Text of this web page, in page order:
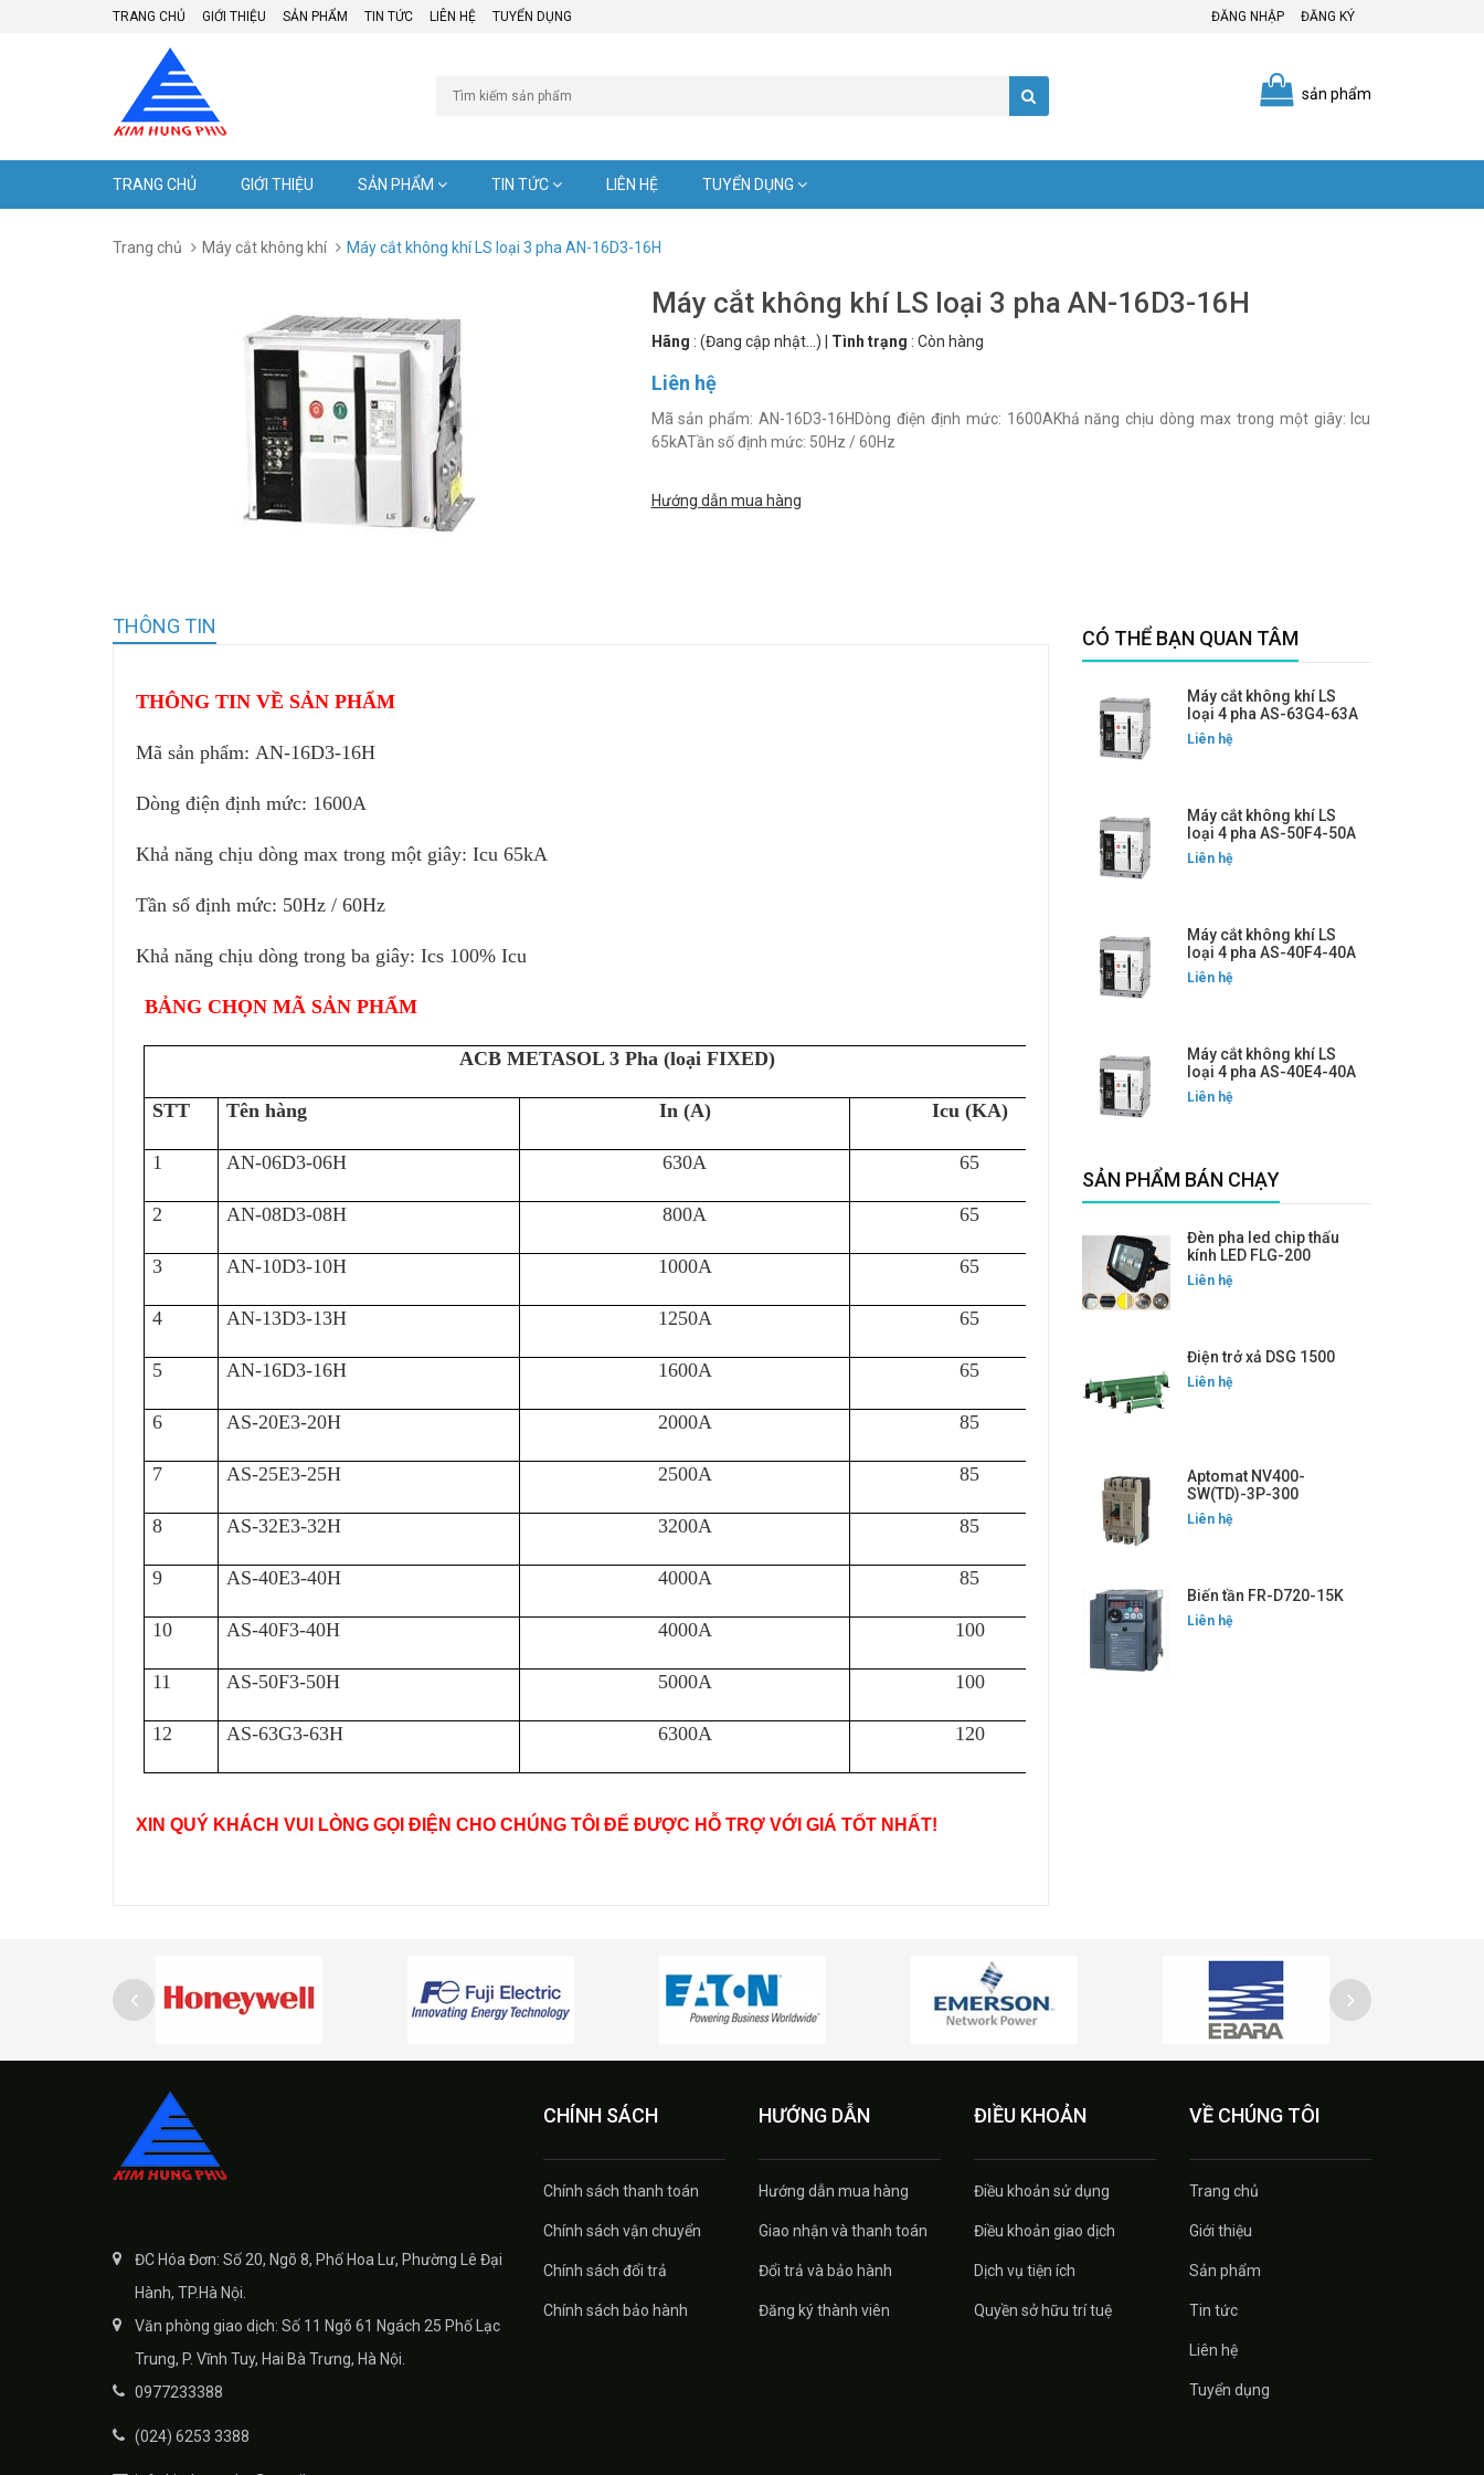
TRANG CHỦ GIỚI THIỆU SẢN PHẨM TIN TỨC LIÊN HỆ TUYỂN DỤNG ĐĂNG NHẬP ĐĂNG KÝ
sản phẩm
TRANG CHỦ GIỚI THIỆU SẢN PHẨM TIN TỨC LIÊN HỆ TUYỂN DỤNG
Trang chủ Máy cắt không khí Máy cắt không khí LS loại 3 pha AN-16D3-16H
Máy cắt không khí LS loại 3 pha AN-16D3-16H
Hãng : (Đang cập nhật...) Tình trạng : Còn hàng
Liên hệ
Mã sản phẩm: AN-16D3-16HDòng điện định mức: 1600AKhả năng chịu dòng max trong một giây: Icu
65kATần số định mức: 50Hz / 60Hz
Hướng dẫn mua hàng
THÔNG TIN
THÔNG TIN VỀ SẢN PHẨM
Mã sản phẩm: AN-16D3-16H
Dòng điện định mức: 1600A
Khả năng chịu dòng max trong một giây: Icu 65kA
Tần số định mức: 50Hz / 60Hz
Khả năng chịu dòng trong ba giây: Ics 100% Icu
BẢNG CHỌN MÃ SẢN PHẨM
ACB METASOL 3 Pha (loại FIXED)
STT Tên hàng In (A) Icu (KA)
1 AN-06D3-06H 630A 65
2 AN-08D3-08H 800A 65
3 AN-10D3-10H 1000A 65
4 AN-13D3-13H 1250A 65
5 AN-16D3-16H 1600A 65
6 AS-20E3-20H 2000A 85
7 AS-25E3-25H 2500A 85
8 AS-32E3-32H 3200A 85
9 AS-40E3-40H 4000A 85
10 AS-40F3-40H 4000A 100
11 AS-50F3-50H 5000A 100
12 AS-63G3-63H 6300A 120
XIN QUÝ KHÁCH VUI LÒNG GỌI ĐIỆN CHO CHÚNG TÔI ĐỂ ĐƯỢC HỖ TRỢ VỚI GIÁ TỐT NHẤT!
CÓ THỂ BẠN QUAN TÂM
Máy cắt không khí LS
loại 4 pha AS-63G4-63A
Liên hệ
Máy cắt không khí LS
loại 4 pha AS-50F4-50A
Liên hệ
Máy cắt không khí LS
loại 4 pha AS-40F4-40A
Liên hệ
Máy cắt không khí LS
loại 4 pha AS-40E4-40A
Liên hệ
SẢN PHẨM BÁN CHẠY
Đèn pha led chip thấu
kính LED FLG-200
Liên hệ
Điện trở xả DSG 1500
Liên hệ
Aptomat NV400-
SW(TD)-3P-300
Liên hệ
Biến tần FR-D720-15K
Liên hệ
ĐC Hóa Đơn: Số 20, Ngõ 8, Phố Hoa Lư, Phường Lê Đại
Hành, TP.Hà Nội.
Văn phòng giao dịch: Số 11 Ngõ 61 Ngách 25 Phố Lạc
Trung, P. Vĩnh Tuy, Hai Bà Trưng, Hà Nội.
0977233388
(024) 6253 3388
CHÍNH SÁCH
Chính sách thanh toán
Chính sách vận chuyển
Chính sách đổi trả
Chính sách bảo hành
HƯỚNG DẪN
Hướng dẫn mua hàng
Giao nhận và thanh toán
Đổi trả và bảo hành
Đăng ký thành viên
ĐIỀU KHOẢN
Điều khoản sử dụng
Điều khoản giao dịch
Dịch vụ tiện ích
Quyền sở hữu trí tuệ
VỀ CHÚNG TÔI
Trang chủ
Giới thiệu
Sản phẩm
Tin tức
Liên hệ
Tuyển dụng